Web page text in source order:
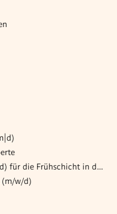
Sommerjob Schankmitarbeiter (m/w/d) für die Frühschicht in der Opernlounge
(m/w/d)